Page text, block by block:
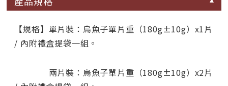
【規格】單片裝：烏魚子單片重（180g±10g）x1片
/ 內附禮盒提袋一組。
兩片裝：烏魚子單片重（180g±10g）x2片